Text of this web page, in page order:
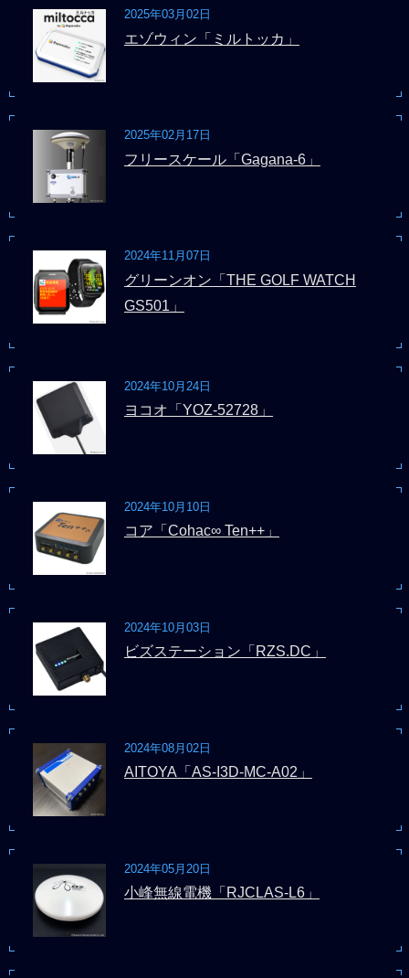
2025年03月02日
エゾウィン「ミルトッカ」
2025年02月17日
フリースケール「Gagana-6」
2024年11月07日
グリーンオン「THE GOLF WATCH
GS501」
2024年10月24日
ヨコオ「YOZ-52728」
2024年10月10日
コア「Cohac∞ Ten++」
2024年10月03日
ビズステーション「RZS.DC」
2024年08月02日
AITOYA「AS-I3D-MC-A02」
2024年05月20日
小峰無線電機「RJCLAS-L6」